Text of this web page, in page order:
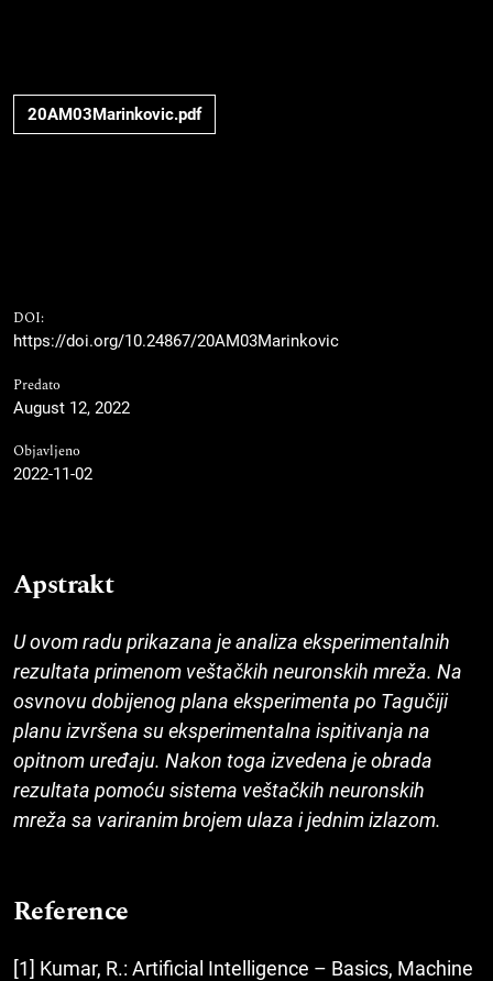
20AM03Marinkovic.pdf
DOI:
https://doi.org/10.24867/20AM03Marinkovic
Predato
August 12, 2022
Objavljeno
2022-11-02
Apstrakt
U ovom radu prikazana je analiza eksperimentalnih
rezultata primenom veštačkih neuronskih mreža. Na
osvnovu dobijenog plana eksperimenta po Tagučiji
planu izvršena su eksperimentalna ispitivanja na
opitnom uređaju. Nakon toga izvedena je obrada
rezultata pomoću sistema veštačkih neuronskih
mreža sa variranim brojem ulaza i jednim izlazom.
Reference
[1] Kumar, R.: Artificial Intelligence – Basics, Machine